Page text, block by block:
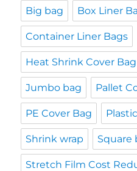
Big bag Box Liner
Container Liner Bags
Heat Shrink Cover Bag
Jumbo bag Pallet
PE Cover Bag
Shrink wrap Square
Stretch Film Cost